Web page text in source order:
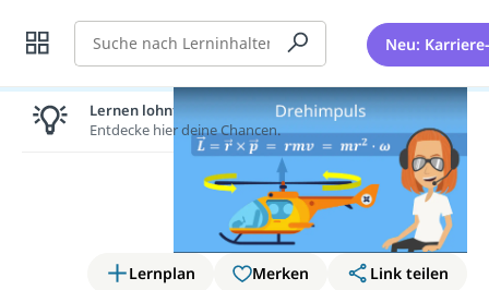
Suche Neu:
Lernplan Merken
Link teilen
Lernen lohnt sich!
Entdecke hier deine Chancen.